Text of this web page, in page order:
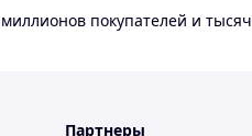
покупателей и тысяч
Партнеры